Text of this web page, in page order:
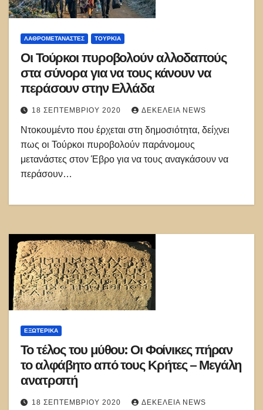
ΛΑΘΡΟΜΕΤΑΝΑΣΤΕΣ ΤΟΥΡΚΊΑ
Οι Τούρκοι πυροβολούν αλλοδαπούς
στα σύνορα για να τους κάνουν να
περάσουν στην Ελλάδα
18 ΣΕΠΤΕΜΒΡΊΟΥ 2020 ΔΕΚΈΛΕΙΑ NEWS
Ντοκουμέντο που έρχεται στη δημοσιότητα, δείχνει
πως οι Τούρκοι πυροβολούν παράνομους
μετανάστες στον Έβρο για να τους αναγκάσουν να
περάσουν…
ΕΞΩΤΕΡΙΚΑ
Το τέλος του μύθου: Οι Φοίνικες πήραν
το αλφάβητο από τους Κρήτες – Μεγάλη
ανατροπή
18 ΣΕΠΤΕΜΒΡΊΟΥ 2020 ΔΕΚΈΛΕΙΑ NEWS